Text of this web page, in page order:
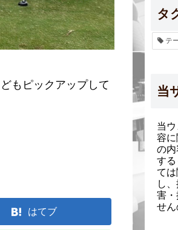
もピックアップして
はてブ
タ
テ
当
当
容
の
す
て
し
害・
せん